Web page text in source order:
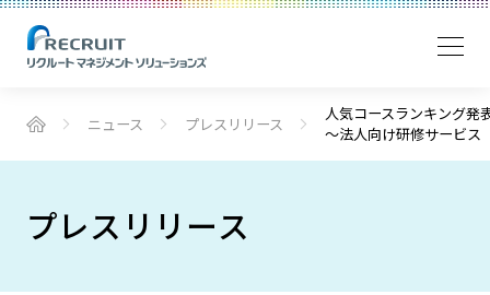
ニュース プレスリリース
人気コースランキング発
～法人向け研修サービス
プレスリリース